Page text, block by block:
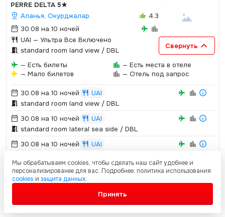
PERRE DELTA 5★
Аланья, Окурджалар
30.08 на 10 ночей
UAI — Ультра Все Включено
4.3
standard room land view / DBL
Свернуть
— Есть билеты
— Мало билетов
— Есть места в отеле
— Отель под запрос
30.08 на 10 ночей
UAI
standard room land view / DBL
30.08 на 10 ночей
UAI
standard room lateral sea side / DBL
30.08 на 10 ночей
UAI
30.08 на 10 ночей
UAI
family room / DBL
Свернуть
Мы обрабатываем cookies, чтобы сделать наш сайт удобнее и
персонализированее для вас. Подробнее: политика использования
cookies и защита данных.
Принять